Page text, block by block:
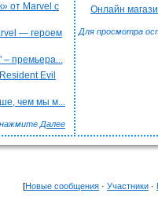
от Marvel с
— героем
– премьера...
Evil
чем мы м...
Далее
Онлайн
Для просмотра
[Новые сообщения · Участники ·